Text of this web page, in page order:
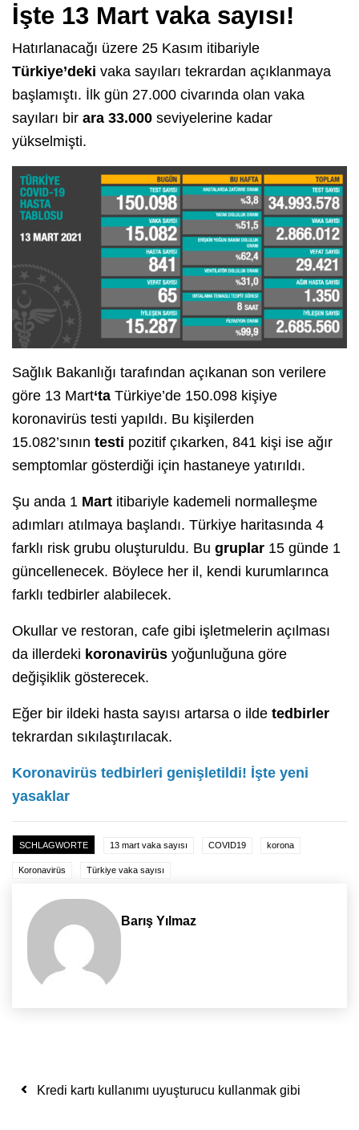
İşte 13 Mart vaka sayısı!
Hatırlanacağı üzere 25 Kasım itibariyle
Türkiye’deki vaka sayıları tekrardan açıklanmaya
başlamıştı. İlk gün 27.000 civarında olan vaka
sayıları bir ara 33.000 seviyelerine kadar
yükselmişti.
Sağlık Bakanlığı tarafından açıkanan son verilere
göre 13 Mart‘ta Türkiye’de 150.098 kişiye
koronavirüs testi yapıldı. Bu kişilerden
15.082’sının testi pozitif çıkarken, 841 kişi ise ağır
semptomlar gösterdiği için hastaneye yatırıldı.
Şu anda 1 Mart itibariyle kademeli normalleşme
adımları atılmaya başlandı. Türkiye haritasında 4
farklı risk grubu oluşturuldu. Bu gruplar 15 günde 1
güncellenecek. Böylece her il, kendi kurumlarınca
farklı tedbirler alabilecek.
Okullar ve restoran, cafe gibi işletmelerin açılması
da illerdeki koronavirüs yoğunluğuna göre
değişiklik gösterecek.
Eğer bir ildeki hasta sayısı artarsa o ilde tedbirler
tekrardan sıkılaştırılacak.
Koronavirüs tedbirleri genişletildi! İşte yeni
yasaklar
SCHLAGWORTE 13 mart vaka sayısı COVID19 korona
Koronavirüs Türkiye vaka sayısı
Barış Yılmaz
Yazı dolaşımı
Kredi kartı kullanımı uyuşturucu kullanmak gibi